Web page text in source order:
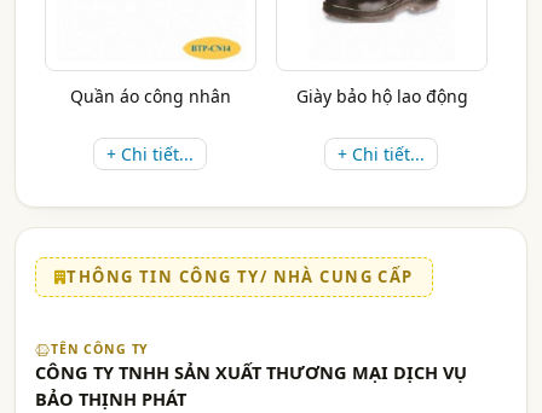
Quần áo công nhân
+ Chi tiết...
Giày bảo hộ lao động
+ Chi tiết...
THÔNG TIN CÔNG TY/ NHÀ CUNG CẤP
TÊN CÔNG TY
CÔNG TY TNHH SẢN XUẤT THƯƠNG MẠI DỊCH VỤ
BẢO THỊNH PHÁT